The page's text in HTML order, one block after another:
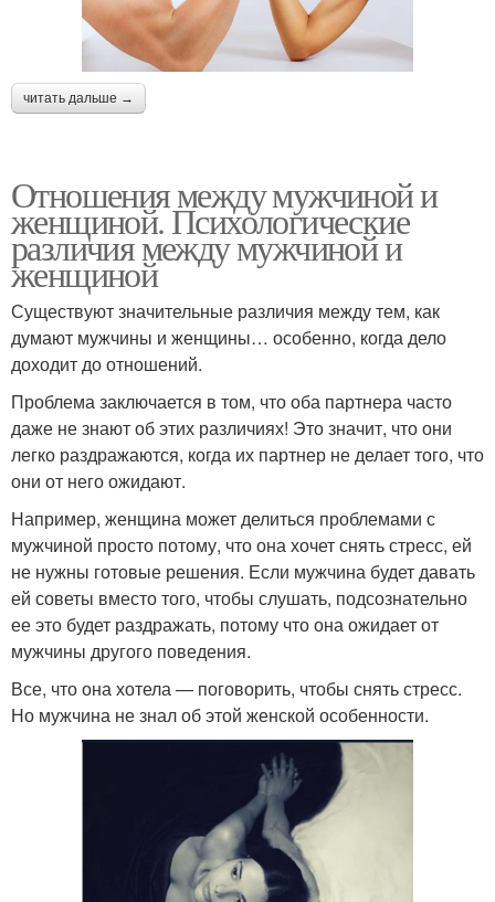
читать дальше →
Отношения между мужчиной и
женщиной. Психологические
различия между мужчиной и
женщиной
Существуют значительные различия между тем, как
думают мужчины и женщины… особенно, когда дело
доходит до отношений.
Проблема заключается в том, что оба партнера часто
даже не знают об этих различиях! Это значит, что они
легко раздражаются, когда их партнер не делает того, что
они от него ожидают.
Например, женщина может делиться проблемами с
мужчиной просто потому, что она хочет снять стресс, ей
не нужны готовые решения. Если мужчина будет давать
ей советы вместо того, чтобы слушать, подсознательно
ее это будет раздражать, потому что она ожидает от
мужчины другого поведения.
Все, что она хотела — поговорить, чтобы снять стресс.
Но мужчина не знал об этой женской особенности.